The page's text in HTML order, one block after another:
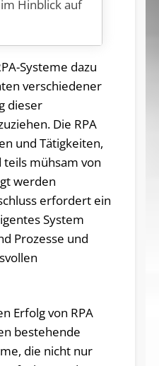
Hinblick auf
Systeme dazu
verschiedener
dieser
Die RPA
und Tätigkeiten,
mühsam von
werden
erfordert ein
System
Prozesse und
Erfolg von RPA
bestehende
die nicht nur